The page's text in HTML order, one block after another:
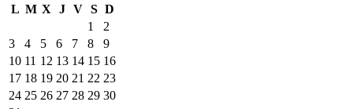
L M X J V S D
1
2
3
4 5 6 7 8
9
10 11 12 13 14 15 16
17 18 19 20 21 22 23
24 25 26 27 28 29 30